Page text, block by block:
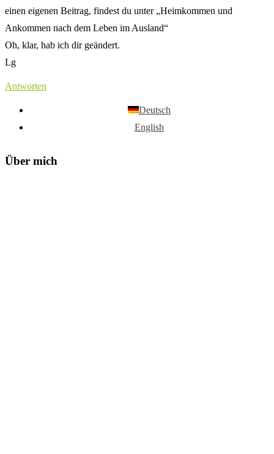
einen eigenen Beitrag, findest du unter „Heimkommen und
Ankommen nach dem Leben im Ausland“
Oh, klar, hab ich dir geändert.
Lg
Antworten
Deutsch
English
Über mich